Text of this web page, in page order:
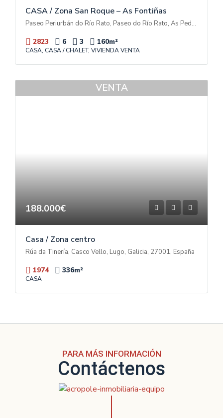
CASA / Zona San Roque – As Fontiñas
Paseo Periurbán do Río Rato, Paseo do Río Rato, As Pedreiras, A Tolda de Castela, Lugo, Galicia, 27002, España
2823 6 3 160m²
CASA, CASA / CHALET, VIVIENDA VENTA
VENTA
188.000€
Casa / Zona centro
Rúa da Tinería, Casco Vello, Lugo, Galicia, 27001, España
1974 336m²
CASA
PARA MÁS INFORMACIÓN
Contáctenos